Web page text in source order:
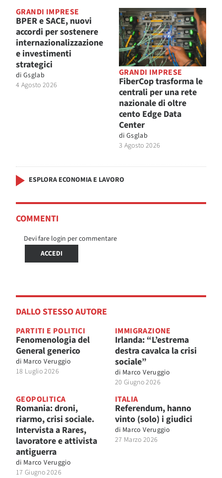
GRANDI IMPRESE
BPER e SACE, nuovi
accordi per sostenere
internazionalizzazione
e investimenti
strategici
di Gsglab
4 Agosto 2026
GRANDI IMPRESE
FiberCop trasforma le
centrali per una rete
nazionale di oltre
cento Edge Data
Center
di Gsglab
3 Agosto 2026
ESPLORA ECONOMIA E LAVORO
COMMENTI
Devi fare login per commentare
ACCEDI
DALLO STESSO AUTORE
PARTITI E POLITICI
Fenomenologia del
General generico
di Marco Veruggio
18 Luglio 2026
IMMIGRAZIONE
Irlanda: “L’estrema
destra cavalca la crisi
sociale”
di Marco Veruggio
20 Giugno 2026
GEOPOLITICA
Romania: droni,
riarmo, crisi sociale.
Intervista a Rares,
lavoratore e attivista
antiguerra
di Marco Veruggio
17 Giugno 2026
ITALIA
Referendum, hanno
vinto (solo) i giudici
di Marco Veruggio
27 Marzo 2026